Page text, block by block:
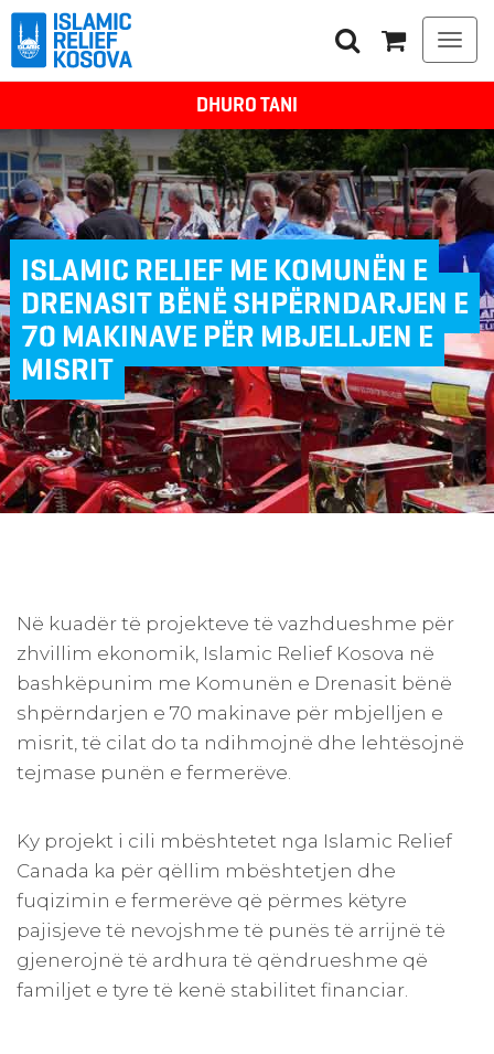
DHURO TANI
ISLAMIC RELIEF ME KOMUNËN E
DRENASIT BËNË SHPËRNDARJEN E
70 MAKINAVE PËR MBJELLJEN E
MISRIT
Në kuadër të projekteve të vazhdueshme për
zhvillim ekonomik, Islamic Relief Kosova në
bashkëpunim me Komunën e Drenasit bënë
shpërndarjen e 70 makinave për mbjelljen e
misrit, të cilat do ta ndihmojnë dhe lehtësojnë
tejmase punën e fermerëve.
Ky projekt i cili mbështetet nga Islamic Relief
Canada ka për qëllim mbështetjen dhe
fuqizimin e fermerëve që përmes këtyre
pajisjeve të nevojshme të punës të arrijnë të
gjenerojnë të ardhura të qëndrueshme që
familjet e tyre të kenë stabilitet financiar.